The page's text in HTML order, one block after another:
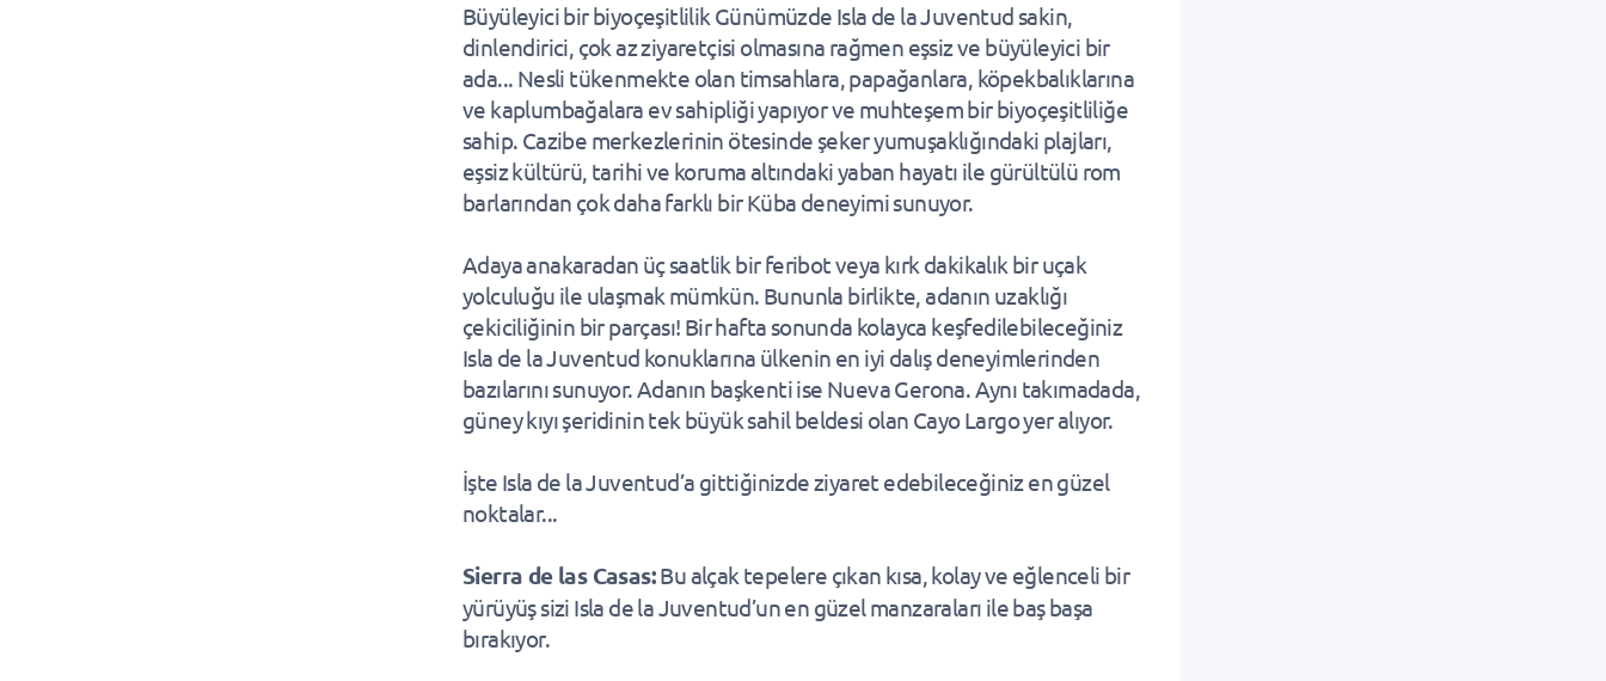
Büyüleyici bir biyoçeşitlilik Günümüzde Isla de la Juventud sakin,
dinlendirici, çok az ziyaretçisi olmasına rağmen eşsiz ve büyüleyici bir
ada... Nesli tükenmekte olan timsahlara, papağanlara, köpekbalıklarına
ve kaplumbağalara ev sahipliği yapıyor ve muhteşem bir biyoçeşitliliğe
sahip. Cazibe merkezlerinin ötesinde şeker yumuşaklığındaki plajları,
eşsiz kültürü, tarihi ve koruma altındaki yaban hayatı ile gürültülü rom
barlarından çok daha farklı bir Küba deneyimi sunuyor.
Adaya anakaradan üç saatlik bir feribot veya kırk dakikalık bir uçak
yolculuğu ile ulaşmak mümkün. Bununla birlikte, adanın uzaklığı
çekiciliğinin bir parçası! Bir hafta sonunda kolayca keşfedilebileceğiniz
Isla de la Juventud konuklarına ülkenin en iyi dalış deneyimlerinden
bazılarını sunuyor. Adanın başkenti ise Nueva Gerona. Aynı takımadada,
güney kıyı şeridinin tek büyük sahil beldesi olan Cayo Largo yer alıyor.
İşte Isla de la Juventud’a gittiğinizde ziyaret edebileceğiniz en güzel
noktalar...
Sierra de las Casas:Bu alçak tepelere çıkan kısa, kolay ve eğlenceli bir
yürüyüş sizi Isla de la Juventud’un en güzel manzaraları ile baş başa
bırakıyor.